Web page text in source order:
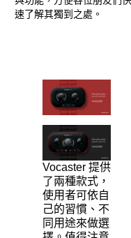
速了解其獨到之處。
Vocaster 提供
了兩種款式，
使用者可依自
己的習慣、不
同用途來做選